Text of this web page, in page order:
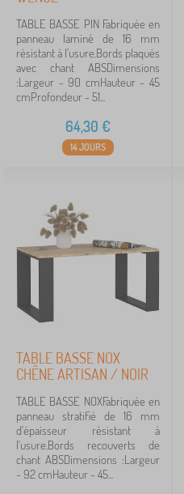
TABLE BASSE PIN Fabriquée en
panneau laminé de 16 mm
résistant à l'usure.Bords plaqués
avec chant ABSDimensions
:Largeur - 90 cmHauteur - 45
cmProfondeur - 51...
64,30 €
14 JOURS
TABLE BASSE NOX
CHÊNE ARTISAN / NOIR
TABLE BASSE NOXFabriquée en
panneau stratifié de 16 mm
d'épaisseur résistant à
l'usure.Bords recouverts de
chant ABSDimensions :Largeur
- 92 cmHauteur - 45...